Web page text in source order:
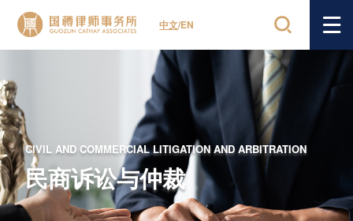
中文/EN
CIVIL AND COMMERCIAL LITIGATION AND ARBITRATION
民商诉讼与仲裁